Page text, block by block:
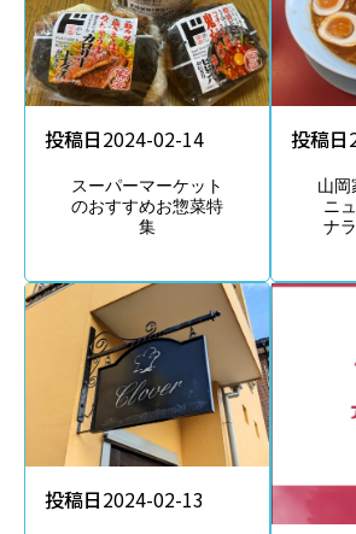
投稿日2024-02-14
スーパーマーケット
のおすすめお惣菜特
集
投稿日
山岡
ニ
ナ
投稿日2024-02-13